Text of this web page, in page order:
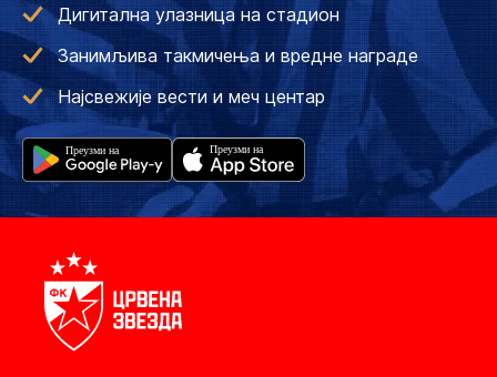
Дигитална улазница на стадион
Занимљива такмичења и вредне награде
Најсвежије вести и меч центар